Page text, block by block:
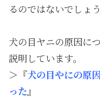
るのではないでしょう
犬の目ヤニの原因に
説明しています。
＞『犬の目やにの原
った』